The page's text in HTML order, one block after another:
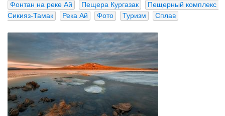
Фонтан на реке Ай Пещера Кургазак
Пещерный комплекс
Сикияз-Тамак
Река Ай Фото Туризм Сплав